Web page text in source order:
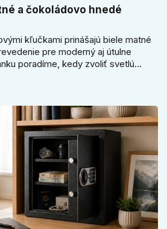
a čokoládovo hnedé
kľučkami prinášajú biele matné
pre moderný aj útulne
poradíme, kedy zvoliť svetlú
a štvorcovým štítom. Nové